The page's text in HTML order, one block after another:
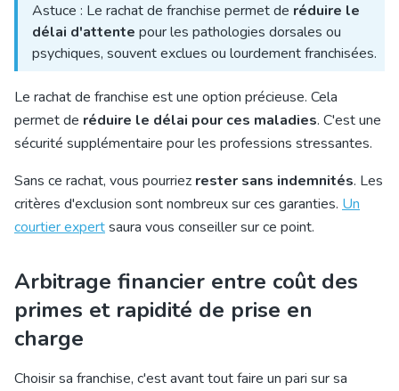
Astuce : Le rachat de franchise permet de réduire le
délai d'attente pour les pathologies dorsales ou
psychiques, souvent exclues ou lourdement franchisées.
Le rachat de franchise est une option précieuse. Cela
permet de réduire le délai pour ces maladies. C'est une
sécurité supplémentaire pour les professions stressantes.
Sans ce rachat, vous pourriez rester sans indemnités. Les
critères d'exclusion sont nombreux sur ces garanties. Un
courtier expertsaura vous conseiller sur ce point.
Arbitrage financier entre coût des
primes et rapidité de prise en
charge
Choisir sa franchise, c'est avant tout faire un pari sur sa